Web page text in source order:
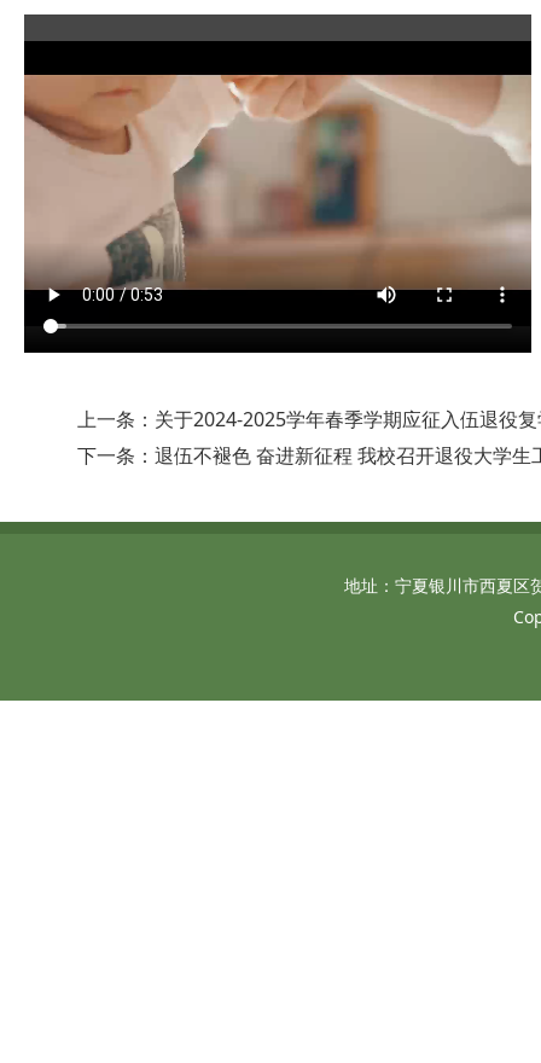
上一条：关于2024-2025学年春季学期应征入伍退役
下一条：退伍不褪色 奋进新征程 我校召开退役大学生
地址：宁夏银川市西夏